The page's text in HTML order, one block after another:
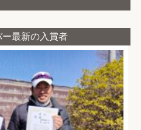
ー最新の入賞者